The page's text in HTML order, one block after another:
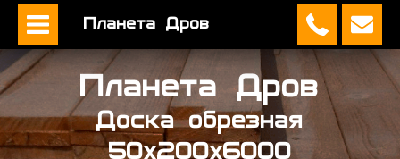
Планета Дров
Планета Дров
Доска обрезная
50х200х6000